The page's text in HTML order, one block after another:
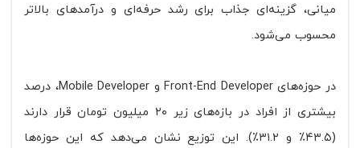
میانی، گزینه‌ای جذاب برای رشد حرفه‌ای و درآمدهای بالاتر
محسوب می‌شود.
در حوزه‌های Front-End Developer و Mobile Developer، درصد
بیشتری از افراد در بازه‌های زیر ۲۰ میلیون تومان قرار دارند
(۴۳.۵٪ و ۳۱.۲٪). این توزیع نشان می‌دهد که این حوزه‌ها